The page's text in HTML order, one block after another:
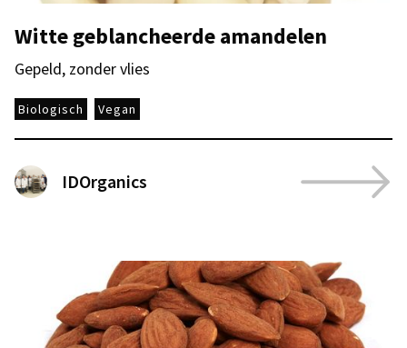
Witte geblancheerde amandelen
Gepeld, zonder vlies
Biologisch Vegan
IDOrganics